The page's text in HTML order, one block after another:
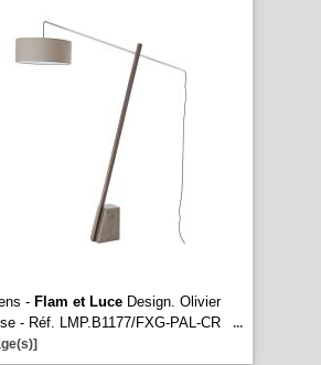
- Flam et LuceDesign. Olivier
- Réf. LMP.B1177/FXG-PAL-CR
...